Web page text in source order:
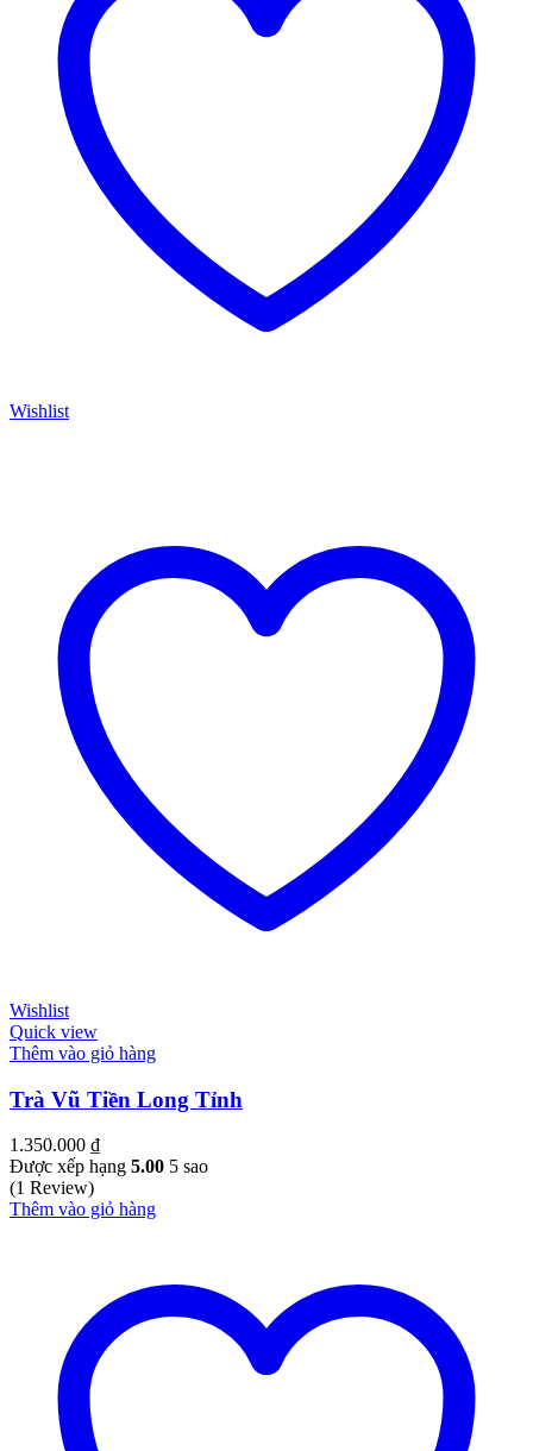
Wishlist
Wishlist
Quick view
Thêm vào giỏ hàng
Trà Vũ Tiền Long Tỉnh
1.350.000 ₫
Được xếp hạng 5.00 5 sao
(1 Review)
Thêm vào giỏ hàng